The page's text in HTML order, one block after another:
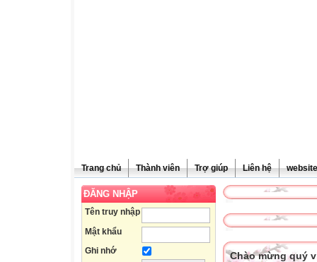
Trang chủ Thành viên Trợ giúp Liên hệ
ĐĂNG NHẬP
Tên truy nhập
Mật khẩu
Ghi nhớ
Chào mừng quý